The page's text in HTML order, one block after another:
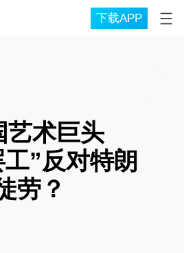
下载APP
艺术巨头
”反对特朗
劳？